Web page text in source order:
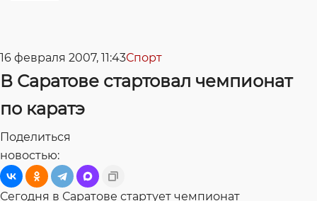
16 февраля 2007, 11:43Спорт
В Саратове стартовал чемпионат
по каратэ
Поделиться
новостью:
Сегодня в Саратове стартует чемпионат